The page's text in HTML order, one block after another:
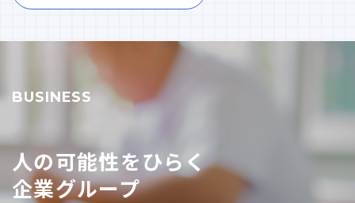
BUSINESS
人の可能性をひらく
企業グループ